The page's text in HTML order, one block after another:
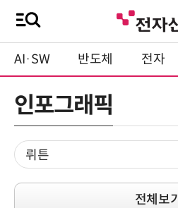
AI·SW 반도체 전자
인포그래픽
전체보기